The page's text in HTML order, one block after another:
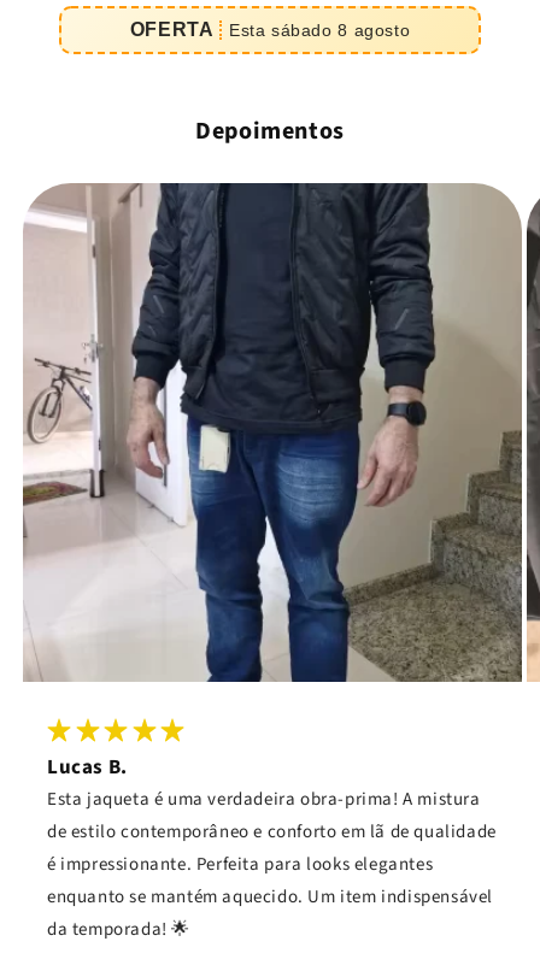
OFERTA Estasábado 8 agosto
Depoimentos
Lucas B.
Esta jaqueta é uma verdadeira obra-prima! A mistura
de estilo contemporâneo e conforto em lã de qualidade
é impressionante. Perfeita para looks elegantes
enquanto se mantém aquecido. Um item indispensável
da temporada! 🌟